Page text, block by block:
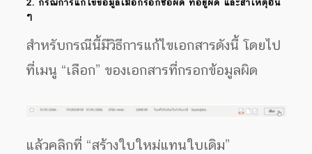
2. กรณีการแก้ไขข้อมูลเมื่อกรอกชื่อผิด ที่อยู่ผิด และสาเหตุอื่น
ๆ
สำหรับกรณีนี้มีวิธีการแก้ไขเอกสารดังนี้ โดยไป
ที่เมนู “เลือก” ของเอกสารที่กรอกข้อมูลผิด
แล้วคลิกที่ “สร้างใบใหม่แทนใบเดิม”